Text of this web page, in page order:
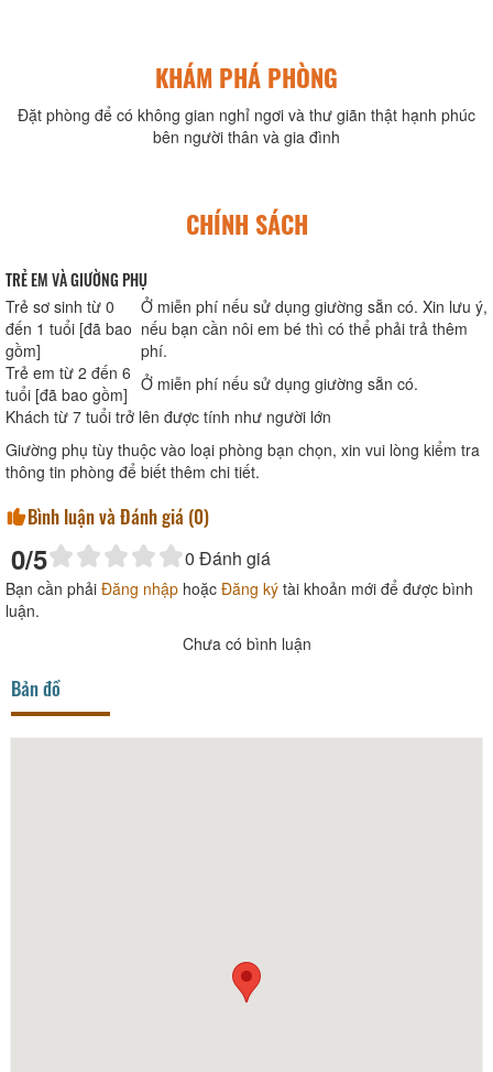
KHÁM PHÁ PHÒNG
Đặt phòng để có không gian nghỉ ngơi và thư giãn thật hạnh phúc
bên người thân và gia đình
CHÍNH SÁCH
TRẺ EM VÀ GIƯỜNG PHỤ
Trẻ sơ sinh từ 0
đến 1 tuổi [đã bao
gồm]
Ở miễn phí nếu sử dụng giường sẵn có. Xin lưu ý,
nếu bạn cần nôi em bé thì có thể phải trả thêm
phí.
Trẻ em từ 2 đến 6
tuổi [đã bao gồm]
Ở miễn phí nếu sử dụng giường sẵn có.
Khách từ 7 tuổi trở lên được tính như người lớn
Giường phụ tùy thuộc vào loại phòng bạn chọn, xin vui lòng kiểm tra
thông tin phòng để biết thêm chi tiết.
Bình luận và Đánh giá (0)
0/5 0 Đánh giá
Bạn cần phải Đăng nhập hoặc Đăng ký tài khoản mới để được bình
luận.
Chưa có bình luận
Bản đồ